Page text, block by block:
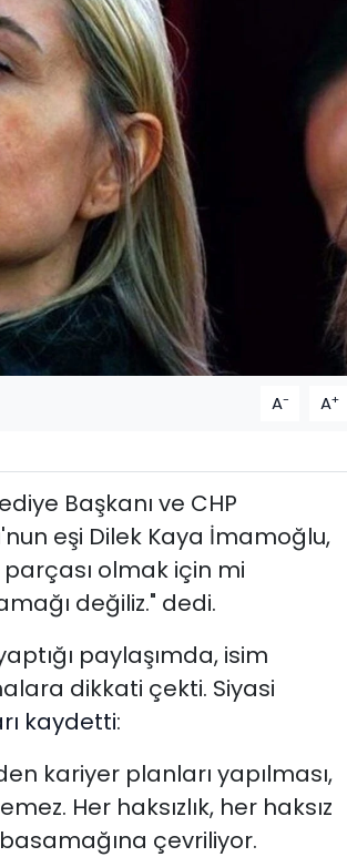
A- A+
Başkanı ve CHP
eşi Dilek Kaya İmamoğlu,
parçası olmak için mi
değiliz." dedi.
paylaşımda, isim
dikkati çekti. Siyasi
kaydetti:
kariyer planları yapılması,
Her haksızlık, her haksız
çevriliyor.